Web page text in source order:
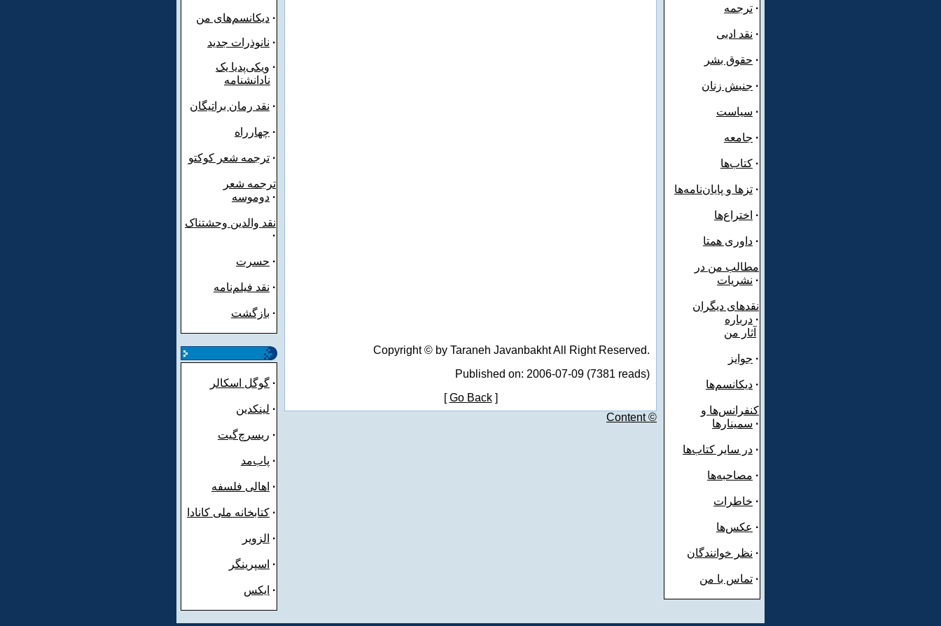
دیکانسم‌های من ·
نانوذرات جدید ·
ویکی‌پدیا یک ·
نادانشنامه
نقد رمان براتیگان ·
چهارراه ·
ترجمه شعر کوکتو ·
ترجمه شعر
دوموسه ·
نقد والدین وحشتناک
·
حسرت ·
نقد فیلم‌نامه ·
بازگشت ·
گوگل اسکالر ·
لینکدین ·
ریسرچ‌گیت ·
پاب‌مد ·
اهالی فلسفه ·
کتابخانه ملی کانادا ·
الزویر ·
اسپرینگر ·
ایکس ·
Copyright © by Taraneh Javanbakht All Right Reserved.
Published on: 2006-07-09 (7381 reads)
[Go Back]
Content ©
ترجمه ·
نقد ادبی ·
حقوق بشر ·
جنبش زنان ·
سیاست ·
جامعه ·
کتاب‌ها ·
تزها و پایان‌نامه‌ها ·
اختراع‌ها ·
داوری همتا ·
مطالب من در
نشریات ·
نقدهای دیگران
درباره ·
آثار من
جوایز ·
دیکانسم‌ها ·
کنفرانس‌ها و
سمینارها ·
در سایر کتاب‌ها ·
مصاحبه‌ها ·
خاطرات ·
عکس‌ها ·
نظر خوانندگان ·
تماس با من ·